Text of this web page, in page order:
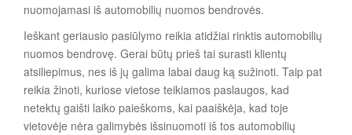
nuomojamasi iš automobilių nuomos bendrovės.
Ieškant geriausio pasiūlymo reikia atidžiai rinktis automobilių
nuomos bendrovę. Gerai būtų prieš tai surasti klientų
atsiliepimus, nes iš jų galima labai daug ką sužinoti. Taip pat
reikia žinoti, kuriose vietose teikiamos paslaugos, kad
netektų gaišti laiko paieškoms, kai paaiškėja, kad toje
vietovėje nėra galimybės išsinuomoti iš tos automobilių